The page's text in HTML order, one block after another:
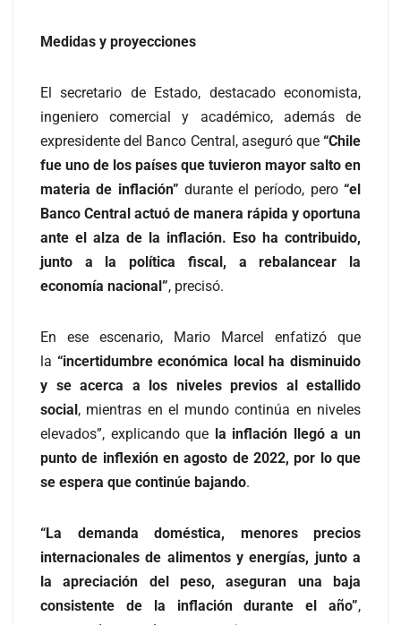
Medidas y proyecciones
El secretario de Estado, destacado economista,
ingeniero comercial y académico, además de
expresidente del Banco Central, aseguró que“Chile
fue uno de los países que tuvieron mayor salto en
materia de inflación” durante el período, pero“el
Banco Central actuó de manera rápida y oportuna
ante el alza de la inflación. Eso ha contribuido,
junto a la política fiscal, a rebalancear la
economía nacional”, precisó.
En ese escenario, Mario Marcel enfatizó que
la “incertidumbre económica local ha disminuido
y se acerca a los niveles previos al estallido
social, mientras en el mundo continúa en niveles
elevados”, explicando que la inflación llegó a un
punto de inflexión en agosto de 2022, por lo que
se espera que continúe bajando.
“La demanda doméstica, menores precios
internacionales de alimentos y energías, junto a
la apreciación del peso, aseguran una baja
consistente de la inflación durante el año”,